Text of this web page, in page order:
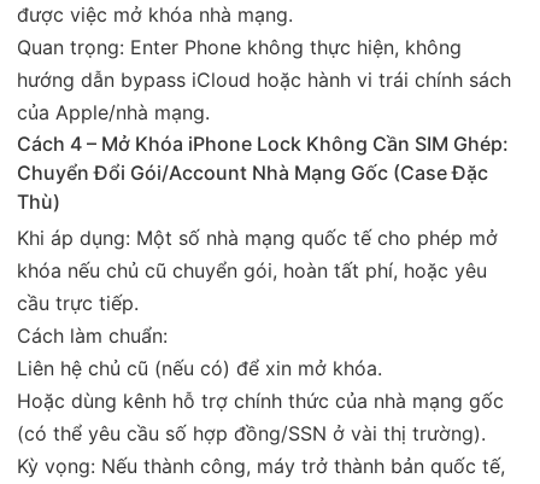
được việc mở khóa nhà mạng.
Quan trọng: Enter Phone không thực hiện, không
hướng dẫn bypass iCloud hoặc hành vi trái chính sách
của Apple/nhà mạng.
Cách 4 – Mở Khóa iPhone Lock Không Cần SIM Ghép:
Chuyển Đổi Gói/Account Nhà Mạng Gốc (Case Đặc
Thù)
Khi áp dụng: Một số nhà mạng quốc tế cho phép mở
khóa nếu chủ cũ chuyển gói, hoàn tất phí, hoặc yêu
cầu trực tiếp.
Cách làm chuẩn:
Liên hệ chủ cũ (nếu có) để xin mở khóa.
Hoặc dùng kênh hỗ trợ chính thức của nhà mạng gốc
(có thể yêu cầu số hợp đồng/SSN ở vài thị trường).
Kỳ vọng: Nếu thành công, máy trở thành bản quốc tế,